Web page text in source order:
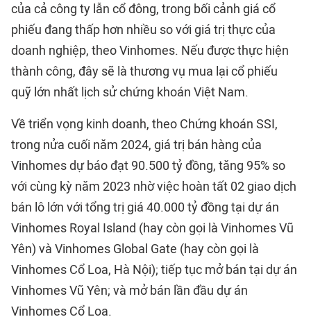
của cả công ty lẫn cổ đông, trong bối cảnh giá cổ
phiếu đang thấp hơn nhiều so với giá trị thực của
doanh nghiệp, theo Vinhomes. Nếu được thực hiện
thành công, đây sẽ là thương vụ mua lại cổ phiếu
quỹ lớn nhất lịch sử chứng khoán Việt Nam.
Về triển vọng kinh doanh, theo Chứng khoán SSI,
trong nửa cuối năm 2024, giá trị bán hàng của
Vinhomes dự báo đạt 90.500 tỷ đồng, tăng 95% so
với cùng kỳ năm 2023 nhờ việc hoàn tất 02 giao dịch
bán lô lớn với tổng trị giá 40.000 tỷ đồng tại dự án
Vinhomes Royal Island (hay còn gọi là Vinhomes Vũ
Yên) và Vinhomes Global Gate (hay còn gọi là
Vinhomes Cổ Loa, Hà Nội); tiếp tục mở bán tại dự án
Vinhomes Vũ Yên; và mở bán lần đầu dự án
Vinhomes Cổ Loa.